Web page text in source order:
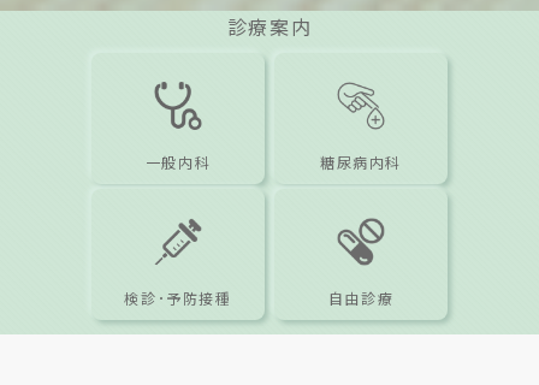
診療案内
一般内科 糖尿病内科
検診･予防接種 自由診療